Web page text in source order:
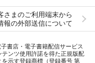
さまのご利用端末から
報の外部送信について
書店・電子書籍配信サービス
ンツ使用許諾を得た正規版配
示す登録商標（登録番号 第